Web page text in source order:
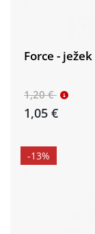
Force - ježek
1,20 €
1,05 €
-13%